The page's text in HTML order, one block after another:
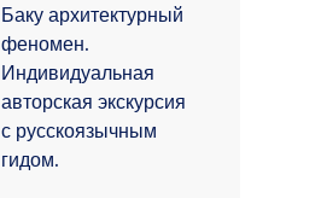
Баку архитектурный
феномен.
Индивидуальная
авторская экскурсия
с русскоязычным
гидом.